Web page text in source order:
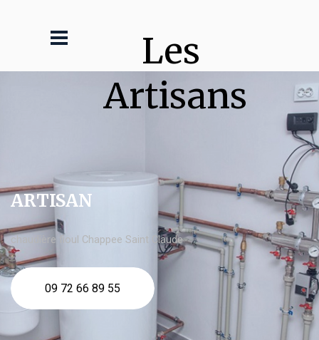
Les
Artisans
ARTISAN
chaudière fioul Chappee Saint Claude
09 72 66 89 55